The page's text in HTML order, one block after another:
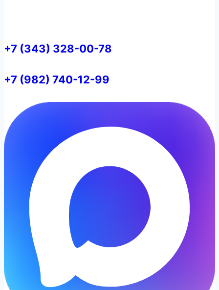
+7 (343) 328-00-78
+7 (982) 740-12-99